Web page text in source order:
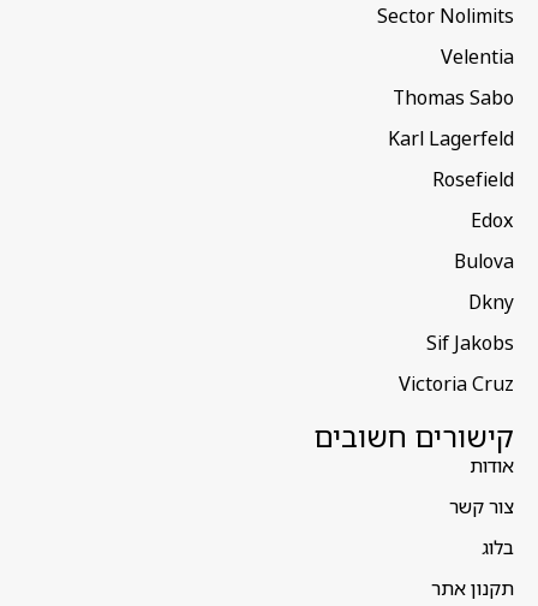
Sector Nolimits
Velentia
Thomas Sabo
Karl Lagerfeld
Rosefield
Edox
Bulova
Dkny
Sif Jakobs
Victoria Cruz
קישורים חשובים
אודות
צור קשר
בלוג
תקנון אתר